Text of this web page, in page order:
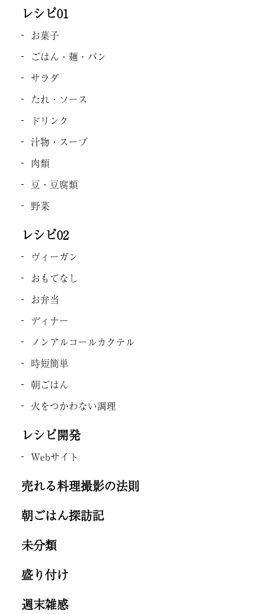
レシピ01
お菓子
ごはん・麺・パン
サラダ
たれ・ソース
ドリンク
汁物・スープ
肉類
豆・豆腐類
野菜
レシピ02
ヴィーガン
おもてなし
お弁当
ディナー
ノンアルコールカクテル
時短簡単
朝ごはん
火をつかわない調理
レシピ開発
Webサイト
売れる料理撮影の法則
朝ごはん探訪記
未分類
盛り付け
週末雑感